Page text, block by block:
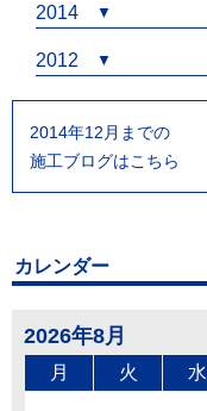
2014
2012
2014年12月までの
施工ブログはこちら
カレンダー
2026年8月
月 火 水